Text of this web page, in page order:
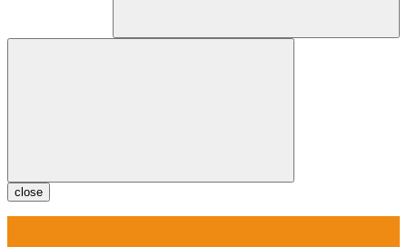
close